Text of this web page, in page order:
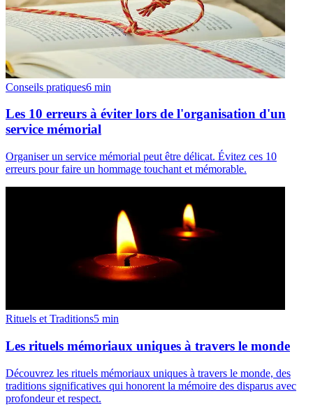
Conseils pratiques6 min
Les 10 erreurs à éviter lors de l'organisation d'un
service mémorial
Organiser un service mémorial peut être délicat. Évitez ces 10
erreurs pour faire un hommage touchant et mémorable.
Rituels et Traditions5 min
Les rituels mémoriaux uniques à travers le monde
Découvrez les rituels mémoriaux uniques à travers le monde, des
traditions significatives qui honorent la mémoire des disparus avec
profondeur et respect.